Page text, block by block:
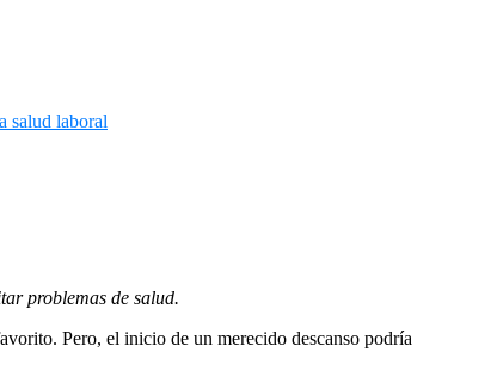
problemas de salud.
Pero, el inicio de un merecido descanso podría